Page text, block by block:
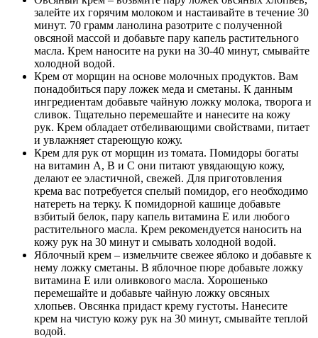
залейте их горячим молоком и настаивайте в течение 30
минут. 70 грамм ланолина разотрите с полученной
овсяной массой и добавьте пару капель растительного
масла. Крем наносите на руки на 30-40 минут, смывайте
холодной водой.
Крем от морщин на основе молочных продуктов. Вам
понадобиться пару ложек меда и сметаны. К данным
ингредиентам добавьте чайную ложку молока, творога и
сливок. Тщательно перемешайте и нанесите на кожу
рук. Крем обладает отбеливающими свойствами, питает
и увлажняет стареющую кожу.
Крем для рук от морщин из томата. Помидоры богаты
на витамин А, В и С они питают увядающую кожу,
делают ее эластичной, свежей. Для приготовления
крема вас потребуется спелый помидор, его необходимо
натереть на терку. К помидорной кашице добавьте
взбитый белок, пару капель витамина Е или любого
растительного масла. Крем рекомендуется наносить на
кожу рук на 30 минут и смывать холодной водой.
Яблочный крем – измельчите свежее яблоко и добавьте к
нему ложку сметаны. В яблочное пюре добавьте ложку
витамина Е или оливкового масла. Хорошенько
перемешайте и добавьте чайную ложку овсяных
хлопьев. Овсянка придаст крему густоты. Нанесите
крем на чистую кожу рук на 30 минут, смывайте теплой
водой.